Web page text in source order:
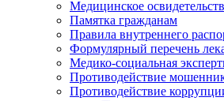
Медицинское
Памятка гражданам
Правила внутреннего
Формулярный перечень
Медико-социальная
Противодействие
Противодействие